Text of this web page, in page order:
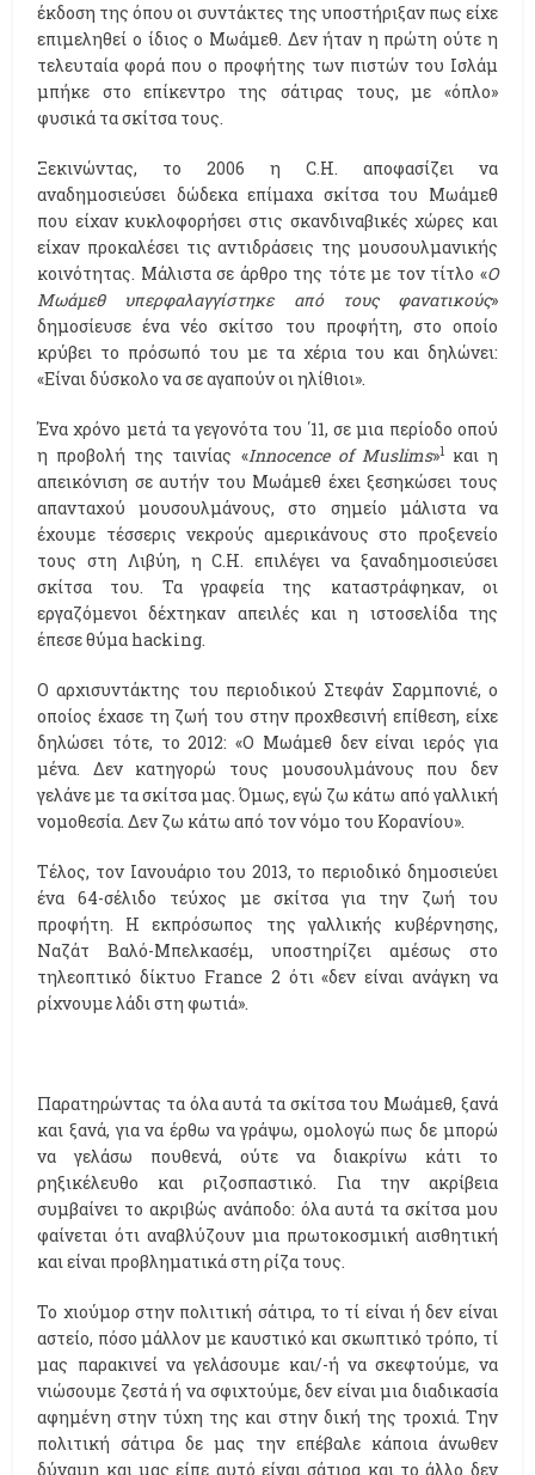
έκδοση της όπου οι συντάκτες της υποστήριξαν πως είχε
επιμεληθεί ο ίδιος ο Μωάμεθ. Δεν ήταν η πρώτη ούτε η
τελευταία φορά που ο προφήτης των πιστών του Ισλάμ
μπήκε στο επίκεντρο της σάτιρας τους, με «όπλο»
φυσικά τα σκίτσα τους.
Ξεκινώντας, το 2006 η C.H. αποφασίζει να
αναδημοσιεύσει δώδεκα επίμαχα σκίτσα του Μωάμεθ
που είχαν κυκλοφορήσει στις σκανδιναβικές χώρες και
είχαν προκαλέσει τις αντιδράσεις της μουσουλμανικής
κοινότητας. Μάλιστα σε άρθρο της τότε με τον τίτλο «Ο
Μωάμεθ υπερφαλαγγίστηκε από τους φανατικούς»
δημοσίευσε ένα νέο σκίτσο του προφήτη, στο οποίο
κρύβει το πρόσωπό του με τα χέρια του και δηλώνει:
«Είναι δύσκολο να σε αγαπούν οι ηλίθιοι».
Ένα χρόνο μετά τα γεγονότα του ΄11, σε μια περίοδο οπού
η προβολή της ταινίας «Innocence of Muslims»1και η
απεικόνιση σε αυτήν του Μωάμεθ έχει ξεσηκώσει τους
απανταχού μουσουλμάνους, στο σημείο μάλιστα να
έχουμε τέσσερις νεκρούς αμερικάνους στο προξενείο
τους στη Λιβύη, η C.H. επιλέγει να ξαναδημοσιεύσει
σκίτσα του. Τα γραφεία της καταστράφηκαν, οι
εργαζόμενοι δέχτηκαν απειλές και η ιστοσελίδα της
έπεσε θύμα hacking.
Ο αρχισυντάκτης του περιοδικού Στεφάν Σαρμπονιέ, ο
οποίος έχασε τη ζωή του στην προχθεσινή επίθεση, είχε
δηλώσει τότε, το 2012: «Ο Μωάμεθ δεν είναι ιερός για
μένα. Δεν κατηγορώ τους μουσουλμάνους που δεν
γελάνε με τα σκίτσα μας. Όμως, εγώ ζω κάτω από γαλλική
νομοθεσία. Δεν ζω κάτω από τον νόμο του Κορανίου».
Τέλος, τον Ιανουάριο του 2013, το περιοδικό δημοσιεύει
ένα 64-σέλιδο τεύχος με σκίτσα για την ζωή του
προφήτη. Η εκπρόσωπος της γαλλικής κυβέρνησης,
Ναζάτ Βαλό-Μπελκασέμ, υποστηρίζει αμέσως στο
τηλεοπτικό δίκτυο France 2 ότι «δεν είναι ανάγκη να
ρίχνουμε λάδι στη φωτιά».
Παρατηρώντας τα όλα αυτά τα σκίτσα του Μωάμεθ, ξανά
και ξανά, για να έρθω να γράψω, ομολογώ πως δε μπορώ
να γελάσω πουθενά, ούτε να διακρίνω κάτι το
ρηξικέλευθο και ριζοσπαστικό. Για την ακρίβεια
συμβαίνει το ακριβώς ανάποδο: όλα αυτά τα σκίτσα μου
φαίνεται ότι αναβλύζουν μια πρωτοκοσμική αισθητική
και είναι προβληματικά στη ρίζα τους.
Το χιούμορ στην πολιτική σάτιρα, το τί είναι ή δεν είναι
αστείο, πόσο μάλλον με καυστικό και σκωπτικό τρόπο, τί
μας παρακινεί να γελάσουμε και/-ή να σκεφτούμε, να
νιώσουμε ζεστά ή να σφιχτούμε, δεν είναι μια διαδικασία
αφημένη στην τύχη της και στην δική της τροχιά. Την
πολιτική σάτιρα δε μας την επέβαλε κάποια άνωθεν
δύναμη και μας είπε αυτό είναι σάτιρα και το άλλο δεν